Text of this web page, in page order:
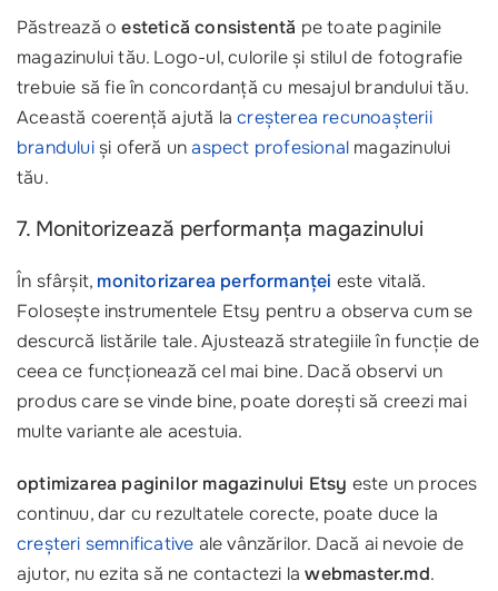
Păstrează oestetică consistentă pe toate paginile
magazinului tău. Logo-ul, culorile și stilul de fotografie
trebuie să fie în concordanță cu mesajul brandului tău.
Această coerență ajută lacreșterea recunoașterii
branduluiși oferă unaspect profesional magazinului
tău.
7. Monitorizează performanța magazinului
În sfârșit, monitorizarea performanței este vitală.
Folosește instrumentele Etsy pentru a observa cum se
descurcă listările tale. Ajustează strategiile în funcție de
ceea ce funcționează cel mai bine. Dacă observi un
produs care se vinde bine, poate dorești să creezi mai
multe variante ale acestuia.
optimizarea paginilor magazinului Etsy este un proces
continuu, dar cu rezultatele corecte, poate duce la
creșteri semnificative ale vânzărilor. Dacă ai nevoie de
ajutor, nu ezita să ne contactezi lawebmaster.md.